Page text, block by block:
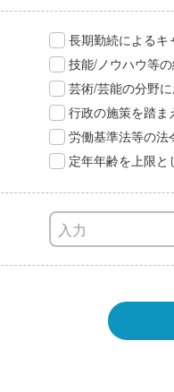
長期勤続によるキ
技能/ノウハウ等
芸術/芸能の分野
行政の施策を踏ま
労働基準法等の法
定年年齢を上限と